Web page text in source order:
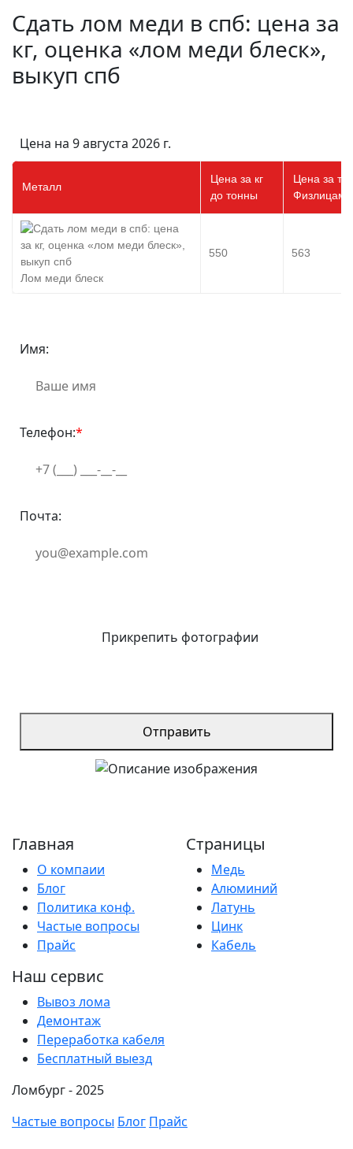
Сдать лом меди в спб: цена за
кг, оценка «лом меди блеск»,
выкуп спб
Цена на 9 августа 2026 г.
Металл
Цена за кг
до тонны
Цена за
Физлицам
Лом меди блеск
550 563
Имя:
Телефон:*
Почта:
Прикрепить фотографии
Отправить
Главная
О компаии
Блог
Политика конф.
Частые вопросы
Прайс
Страницы
Медь
Алюминий
Латунь
Цинк
Кабель
Наш сервис
Вывоз лома
Демонтаж
Переработка кабеля
Бесплатный выезд
Ломбург - 2025
Частые вопросы Блог Прайс